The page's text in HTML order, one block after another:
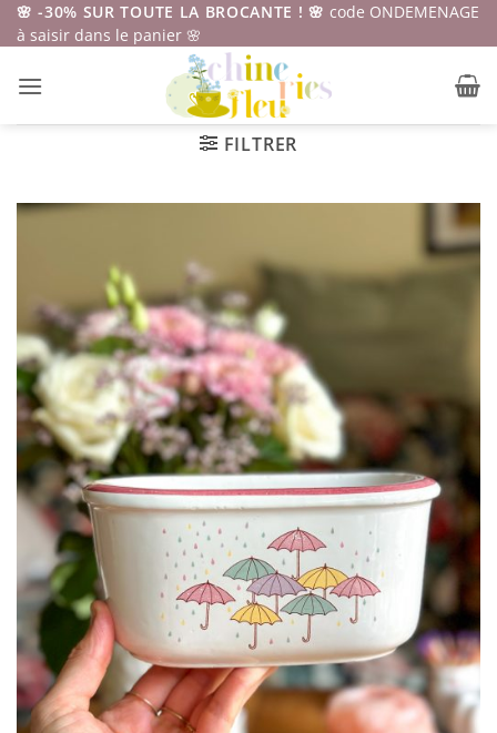
Passer
au
🌸 -30% SUR TOUTE LA BROCANTE ! 🌸 code ONDEMENAGE
à saisir dans le panier 🌸
FILTRER